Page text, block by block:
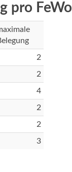
pro FeWo
2
2
4
2
2
3